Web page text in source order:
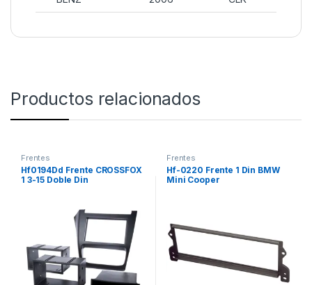
Productos relacionados
Frentes
Hf0194Dd Frente CROSSFOX
1 3-15 Doble Din
Frentes
Hf-0220 Frente 1 Din BMW
Mini Cooper